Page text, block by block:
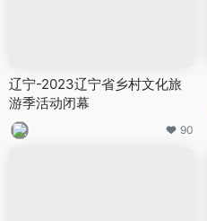
辽宁-2023辽宁省乡村文化旅
游季活动闭幕
90